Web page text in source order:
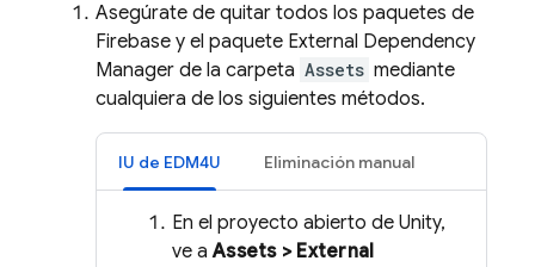
Asegúrate de quitar todos los paquetes de
Firebase y el paquete External Dependency
Manager de la carpeta Assets mediante
cualquiera de los siguientes métodos.
IU de EDM4U Eliminación manual
En el proyecto abierto de Unity,
ve aAssets > External